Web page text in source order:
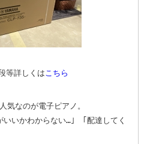
等詳しくはこちら
気なのが電子ピアノ。
いかわからない…｣　｢配達してく